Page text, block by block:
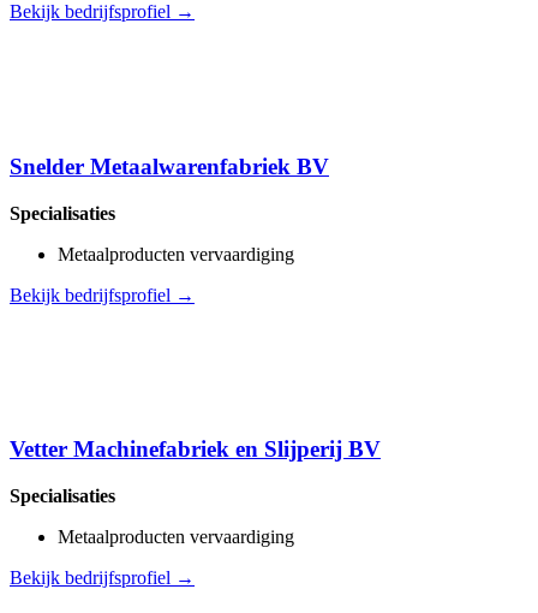
Bekijk bedrijfsprofiel →
Snelder Metaalwarenfabriek BV
Specialisaties
Metaalproducten vervaardiging
Bekijk bedrijfsprofiel →
Vetter Machinefabriek en Slijperij BV
Specialisaties
Metaalproducten vervaardiging
Bekijk bedrijfsprofiel →